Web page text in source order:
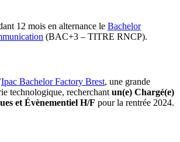
12 mois en alternance le Bachelor
(BAC+3 – TITRE RNCP).
Ipac Bachelor Factory Brest, une grande
technologique, recherchantun(e) Chargé(e)
et Évènementiel H/F pour la rentrée 2024.